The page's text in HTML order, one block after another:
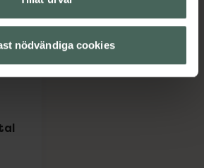
nödvändiga cookies